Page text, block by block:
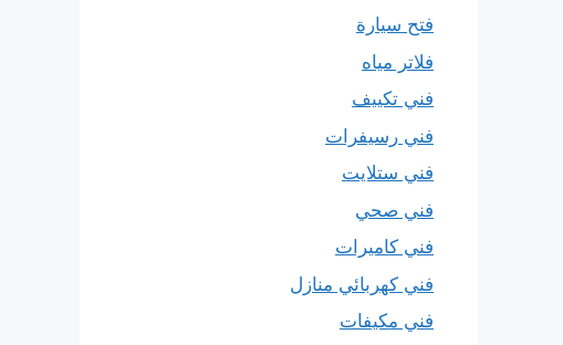
فتح سيارة
فلاتر مياه
فني تكييف
فني رسيفرات
فني ستلايت
فني صحي
فني كاميرات
فني كهربائي منازل
فني مكيفات